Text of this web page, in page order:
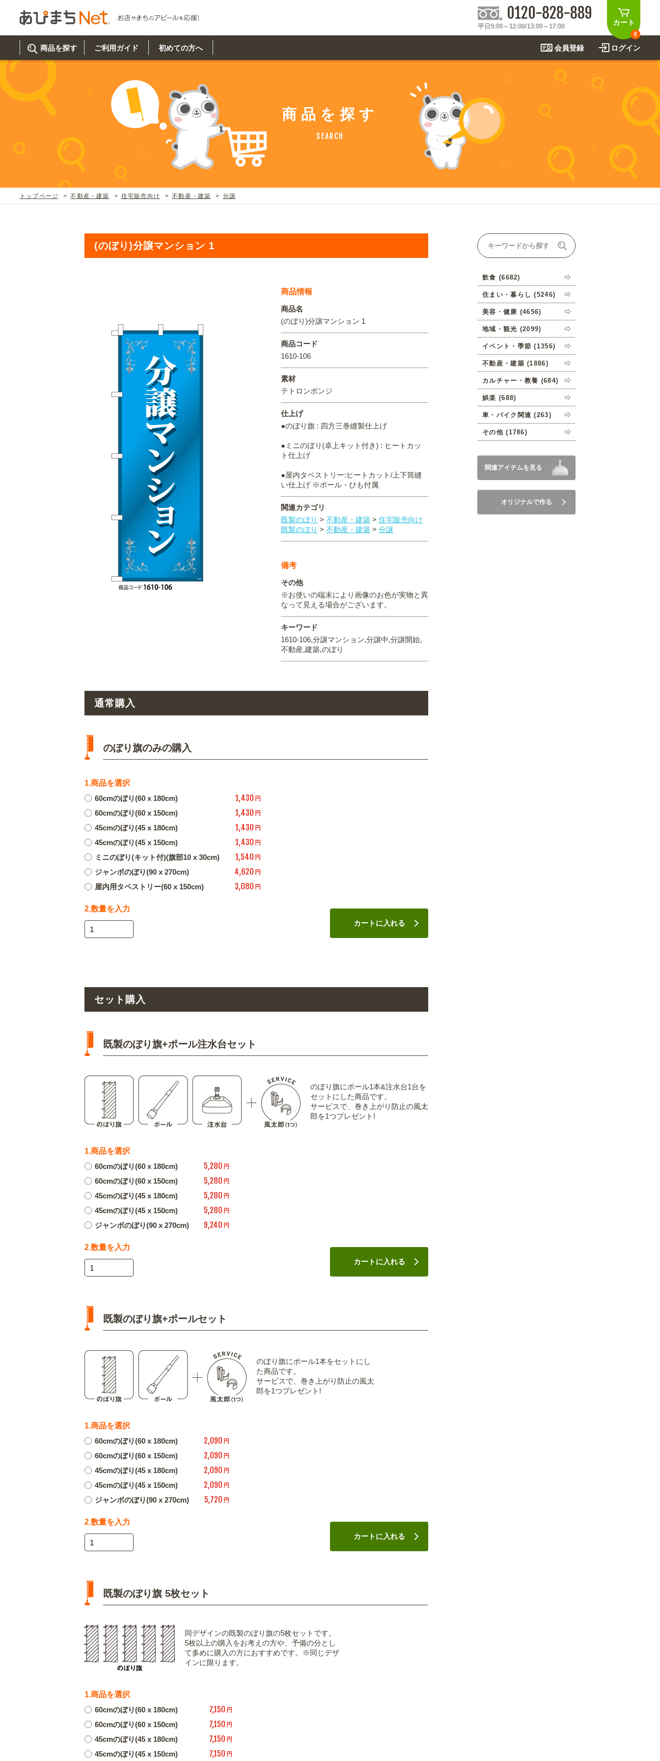
カート
0
0120-828-889
平日9:00～12:00/13:00～17:00
ログイン
会員登録
商品を探す
駐車場
住まい・暮らし
美容・健康 地域・観光
イベント・季節
カルチャー・教養 娯楽
関連アイテムを見る
オリジナルオーダーについて
ご利用ガイド
ご利用ガイド トップ
取り扱い商品一覧
既製デザイン商品注文方法
オリジナルオーダー注文方法
お届け納期と配送方法
初めての方へ
初めての方へ トップ
商品について
お客様の声
よくある質問
オリジナルオーダー制作事例
商品を探す
SEARCH
トップページ 不動産・建築 住宅販売向け 不動産・建築 分譲
(のぼり)分譲マンション 1
商品情報
商品名
(のぼり)分譲マンション 1
商品コード
1610-106
素材
テトロンポンジ
仕上げ
●のぼり旗 : 四方三巻縫製仕上げ
●ミニのぼり(卓上キット付き) : ヒートカッ
ト仕上げ
●屋内タペストリー:ヒートカット/上下筒縫
い仕上げ ※ポール・ひも付属
関連カテゴリ
既製のぼり > 不動産・建築 > 住宅販売向け
既製のぼり > 不動産・建築 > 分譲
備考
その他
※お使いの端末により画像のお色が実物と異
なって見える場合がございます。
キーワード
1610-106,分譲マンション,分譲中,分譲開始,
不動産,建築,のぼり
通常購入
のぼり旗のみの購入
1.商品を選択
60cmのぼり(60 x 180cm)
1,430 円
60cmのぼり(60 x 150cm) 1,430 円
45cmのぼり(45 x 180cm) 1,430 円
45cmのぼり(45 x 150cm) 1,430 円
ミニのぼり(キット付)(旗部10 x 30cm) 1,540 円
ジャンボのぼり(90 x 270cm) 4,620 円
屋内用タペストリー(60 x 150cm) 3,080 円
2.数量を入力
カートに入れる
セット購入
既製のぼり旗+ポール注水台セット
のぼり旗にポール1本&注水台1台を
セットにした商品です。
サービスで、巻き上がり防止の風太
郎を1つプレゼント!
1.商品を選択
60cmのぼり(60 x 180cm)
5,280 円
60cmのぼり(60 x 150cm) 5,280 円
45cmのぼり(45 x 180cm) 5,280 円
45cmのぼり(45 x 150cm) 5,280 円
ジャンボのぼり(90 x 270cm) 9,240 円
2.数量を入力
カートに入れる
既製のぼり旗+ポールセット
のぼり旗にポール1本をセットにし
た商品です。
サービスで、巻き上がり防止の風太
郎を1つプレゼント!
1.商品を選択
60cmのぼり(60 x 180cm)
2,090 円
60cmのぼり(60 x 150cm) 2,090 円
45cmのぼり(45 x 180cm) 2,090 円
45cmのぼり(45 x 150cm) 2,090 円
ジャンボのぼり(90 x 270cm) 5,720 円
2.数量を入力
カートに入れる
既製のぼり旗 5枚セット
同デザインの既製のぼり旗の5枚セットです。
5枚以上の購入をお考えの方や、予備の分とし
て多めに購入の方におすすめです。※同じデザ
インに限ります。
1.商品を選択
60cmのぼり(60 x 180cm)
7,150 円
60cmのぼり(60 x 150cm) 7,150 円
45cmのぼり(45 x 180cm) 7,150 円
45cmのぼり(45 x 150cm) 7,150 円
飲食 (6682)
住まい・暮らし (5246)
美容・健康 (4656)
地域・観光 (2099)
イベント・季節 (1356)
不動産・建築 (1886)
カルチャー・教養 (684)
娯楽 (688)
車・バイク関連 (263)
その他 (1786)
関連アイテムを見る
オリジナルで作る